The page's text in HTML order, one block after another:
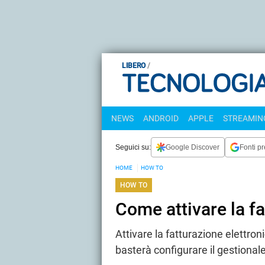
LIBERO
NEWS ANDROID APPLE
Seguici su: Google Discover Fonti
HOME HOW TO
HOW TO
Come attivare la
Attivare la fatturazione
basterà configurare il